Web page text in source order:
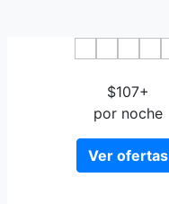
$107+
por noche
Ver ofertas